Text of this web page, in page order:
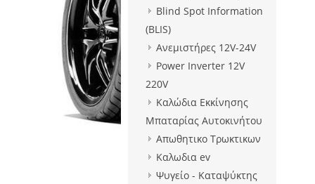
Blind Spot Information
(BLIS)
Ανεμιστήρες 12V-24V
Power Inverter 12V
220V
Καλώδια Εκκίνησης
Μπαταρίας Αυτοκινήτου
Απωθητικο Τρωκτικων
Καλωδια ev
Ψυγείο - Καταψύκτης